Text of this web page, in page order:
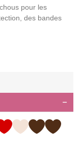
pour les
des bandes